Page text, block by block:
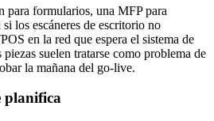
para formularios, una MFP para
los escáneres de escritorio no
en la red que espera el sistema de
suelen tratarse como problema de
la mañana del go-live.
planifica